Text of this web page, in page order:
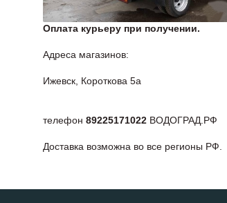
Оплата курьеру при получении.
Адреса магазинов:
Ижевск, Короткова 5а
телефон 89225171022 ВОДОГРАД.РФ
Доставка возможна во все регионы РФ.